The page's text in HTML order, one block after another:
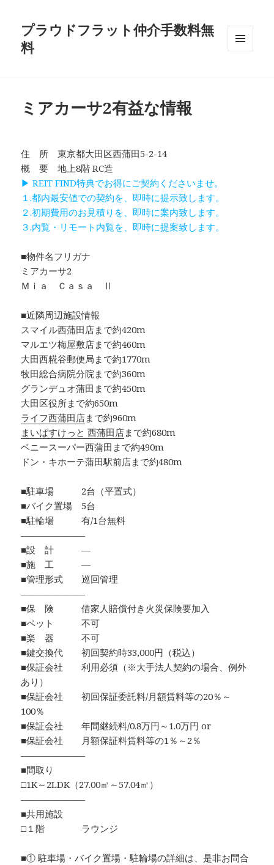
プラウドフラット仲介手数料無
料
ミアカーサ2有益な情報
住 所 東京都大田区西蒲田5-2-14
概 要 地上8階 RC造
▶ REIT FIND特典でお得にご契約くださいませ。
１.都内最安値での契約を、即時に提示致します。
２.初期費用のお見積りを、即時に案内致します。
３.内覧・リモート内覧を、即時に提案致します。
■物件名フリガナ
ミアカーサ2
Ｍｉａ Ｃａｓａ Ⅱ
■近隣周辺施設情報
スマイル西蒲田店まで約420m
マルエツ梅屋敷店まで約460m
大田西糀谷郵便局まで約1770m
牧田総合病院分院まで約360m
グランデュオ蒲田まで約450m
大田区役所まで約650m
ライフ西蒲田店まで約960m
まいばすけっと 西蒲田店まで約680m
ベニースーパー西蒲田まで約490m
ドン・キホーテ蒲田駅前店まで約480m
■駐車場 2台（平置式）
■バイク置場 5台
■駐輪場 有/1台無料
―――――――
■設 計 ―
■施 工 ―
■管理形式 巡回管理
―――――――
■保 険 借家人賠償付き火災保険要加入
■ペット 不可
■楽 器 不可
■鍵交換代 初回契約時33,000円（税込）
■保証会社 利用必須（※大手法人契約の場合、例外
あり）
■保証会社 初回保証委託料/月額賃料等の20％～
100％
■保証会社 年間継続料/0.8万円～1.0万円 or
■保証会社 月額保証料賃料等の1％～2％
―――――――
■間取り
□1K～2LDK（27.00㎡～57.04㎡）
―――――――
■共用施設
□１階 ラウンジ
■① 駐車場・バイク置場・駐輪場の詳細は、是非お問合